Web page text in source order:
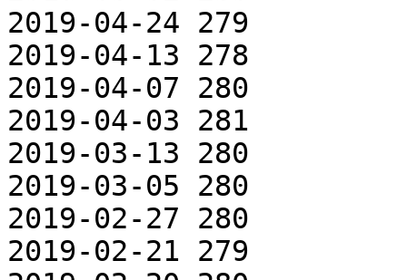
2019-04-24 279
2019-04-13 278
2019-04-07 280
2019-04-03 281
2019-03-13 280
2019-03-05 280
2019-02-27 280
2019-02-21 279